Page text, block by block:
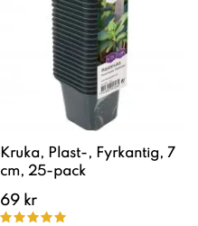
Kruka, Plast-, Fyrkantig, 7
cm, 25-pack
69 kr